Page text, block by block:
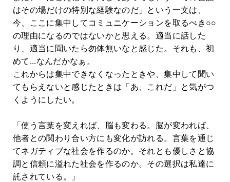
はその場だけの特別な経験なのだ」という一文は、
今、ここに集中してコミュニケーションを取るべき○○
の理由になるのではないかと思える。適当に話した
り、適当に聞いたら勿体無いなと感じた。それも、初
めて...なんだかなぁ。
これからは集中できなくなったときや、集中して聞い
てもらえないと感じたときは「あ、これだ」と気がつ
くようにしたい。
「使う言葉を変えれば、脳も変わる。脳が変われば、
他者との関わり合い方にも変化が訪れる。言葉を通じ
てネガティブな社会を作るのか。それとも優しさと協
調と信頼に溢れた社会を作るのか。その選択は私達に
託されている。」